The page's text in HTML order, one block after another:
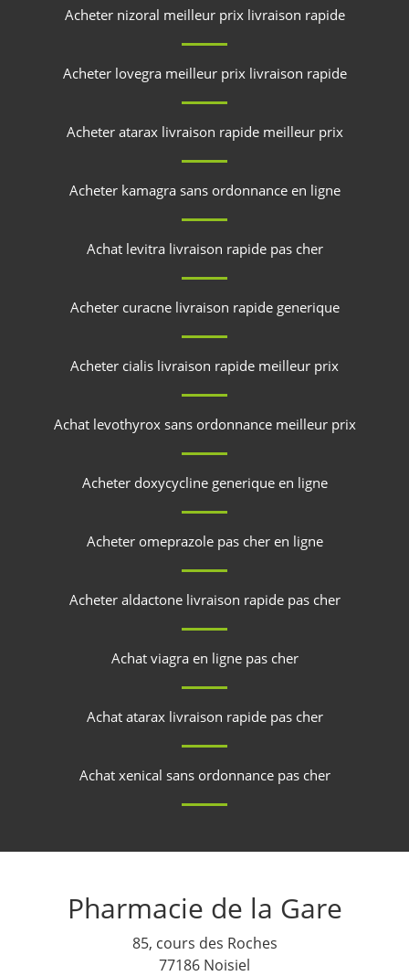
Acheter nizoral meilleur prix livraison rapide
Acheter lovegra meilleur prix livraison rapide
Acheter atarax livraison rapide meilleur prix
Acheter kamagra sans ordonnance en ligne
Achat levitra livraison rapide pas cher
Acheter curacne livraison rapide generique
Acheter cialis livraison rapide meilleur prix
Achat levothyrox sans ordonnance meilleur prix
Acheter doxycycline generique en ligne
Acheter omeprazole pas cher en ligne
Acheter aldactone livraison rapide pas cher
Achat viagra en ligne pas cher
Achat atarax livraison rapide pas cher
Achat xenical sans ordonnance pas cher
Pharmacie de la Gare
85, cours des Roches
77186 Noisiel